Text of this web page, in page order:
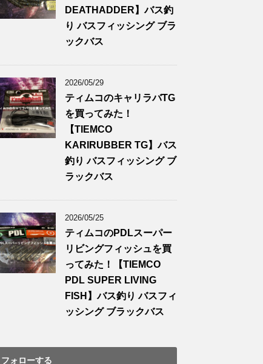
DEATHADDER】バス釣
り バスフィッシング ブラ
ックバス
2026/05/29
ティムコのキャリラバTG
を買ってみた！
【TIEMCO
KARIRUBBER TG】バス
釣り バスフィッシング ブ
ラックバス
2026/05/25
ティムコのPDLスーパー
リビングフィッシュを買
ってみた！【TIEMCO
PDL SUPER LIVING
FISH】バス釣り バスフィ
ッシング ブラックバス
フォローする